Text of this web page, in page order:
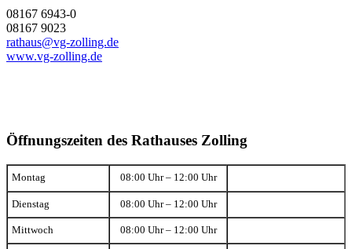
08167 6943-0
08167 9023
rathaus@vg-zolling.de
www.vg-zolling.de
Öffnungszeiten des Rathauses Zolling
Montag 08:00 Uhr – 12:00 Uhr
Dienstag 08:00 Uhr – 12:00 Uhr
Mittwoch 08:00 Uhr – 12:00 Uhr